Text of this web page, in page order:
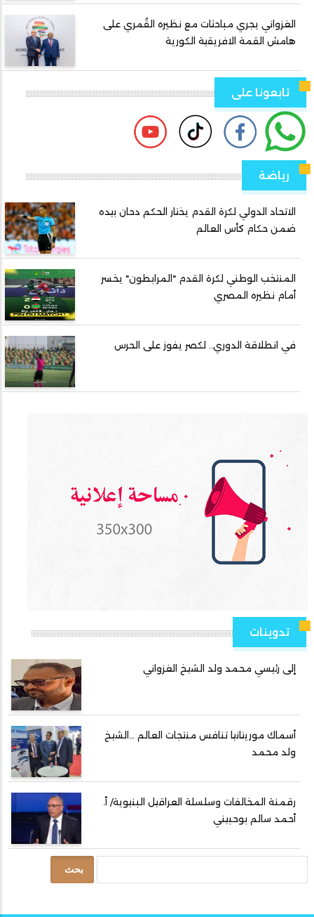
الغزواني يجري مباحثات مع نظيره القُمري على
هامش القمة الافريقية الكورية
تابعونا على
رياضة
الاتحاد الدولي لكرة القدم يختار الحكم دحان بيده
ضمن حكام كأس العالم
المنتخب الوطني لكرة القدم "المرابطون" يخسر
أمام نظيره المصري
في انطلاقة الدوري.. لكصر يفوز على الحرس
تدوينات
إلى رئيسي محمد ولد الشيخ الغزواني
أسماك موريتانيا تنافس منتجات العالم …الشيخ
ولد محمد
رقمنة المخالفات وسلسلة العراقيل البنيوية/ أ.
أحمد سالم بوحبيني